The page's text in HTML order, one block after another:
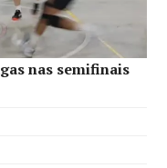
nas semifinais